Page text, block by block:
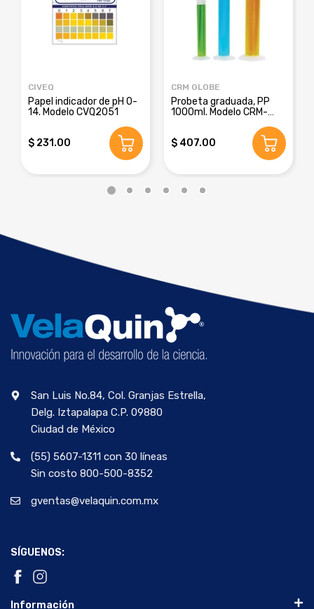
CIVEQ
Papel indicador de pH 0-
14. Modelo CVQ2051
$ 231.00
CRM GLOBE
Probeta graduada, PP
1000ml. Modelo CRM-
$ 407.00
San Luis No.84, Col. Granjas Estrella,
Delg. Iztapalapa C.P. 09880
Ciudad de México
(55) 5607-1311 con 30 líneas
Sin costo 800-500-8352
gventas@velaquin.com.mx
SÍGUENOS:
Información